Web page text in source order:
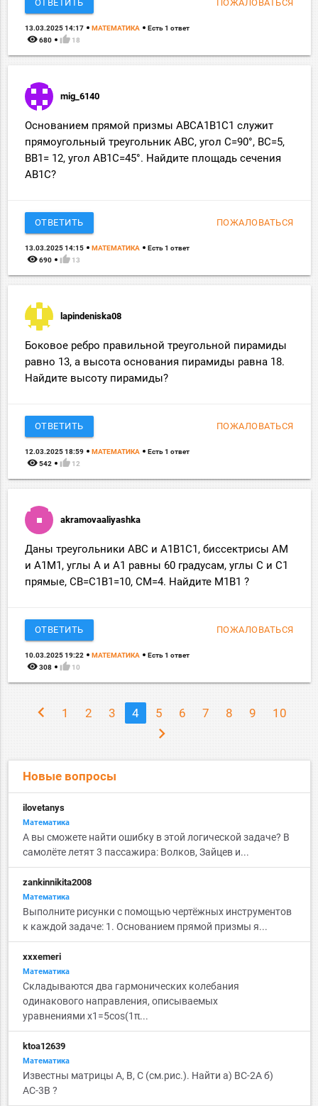
ОТВЕТИТЬ ПОЖАЛОВАТЬСЯ
13.03.2025 14:17 МАТЕМАТИКА Есть 1 ответ
remove_red_eye 680 thumb_up 18
mig_6140
Основанием прямой призмы АВСА1В1С1 служит
прямоугольный треугольник АВС, угол C=90°, BC=5,
BB1= 12, угол АВ1С=45°. Найдите площадь сечения
АВ1С?
ОТВЕТИТЬ ПОЖАЛОВАТЬСЯ
13.03.2025 14:15 МАТЕМАТИКА Есть 1 ответ
remove_red_eye 690 thumb_up 13
lapindeniska08
Боковое ребро правильной треугольной пирамиды
равно 13, а высота основания пирамиды равна 18.
Найдите высоту пирамиды?
ОТВЕТИТЬ ПОЖАЛОВАТЬСЯ
12.03.2025 18:59 МАТЕМАТИКА Есть 1 ответ
remove_red_eye 542 thumb_up 12
akramovaaliyashka
Даны треугольники АВС и А1В1С1, биссектрисы АМ
и А1M1, углы А и А1 равны 60 градусам, углы С и С1
прямые, CB=C1B1=10, CM=4. Найдите М1B1 ?
ОТВЕТИТЬ ПОЖАЛОВАТЬСЯ
10.03.2025 19:22 МАТЕМАТИКА Есть 1 ответ
remove_red_eye 308 thumb_up 10
chevron_left 1 2 3 4 5 6 7 8 9 10
chevron_right
Новые вопросы
ilovetanys
Математика
А вы сможете найти ошибку в этой логической задаче? В
самолёте летят 3 пассажира: Волков, Зайцев и...
zankinnikita2008
Математика
Выполните рисунки с помощью чертёжных инструментов
к каждой задаче: 1. Основанием прямой призмы я...
xxxemeri
Математика
Складываются два гармонических колебания
одинакового направления, описываемых
уравнениями x1=5cos(1π...
ktoa12639
Математика
Известны матрицы А, B, C (см.рис.). Найти а) BC-2A б)
АС-3B ?